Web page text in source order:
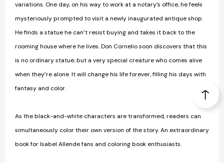
variations. One day, on his way to work at a notary’s office, he feels
mysteriously prompted to visit a newly inaugurated antique shop.
He finds a statue he can’t resist buying and takes it back to the
rooming house where he lives. Don Cornelio soon discovers that this
is no ordinary statue, but a very special creature who comes alive
when they’re alone. It will change his life forever, filling his days with
fantasy and color.
As the black-and-white characters are transformed, readers can
simultaneously color their own version of the story. An extraordinary
book for Isabel Allende fans and coloring book enthusiasts.